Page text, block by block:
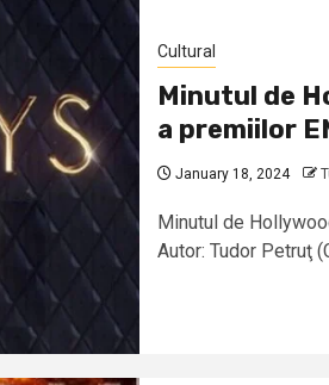
Cultural
Minutul de
a premiilor
January 18, 2024
Minutul de
Autor: Tudor Petruţ